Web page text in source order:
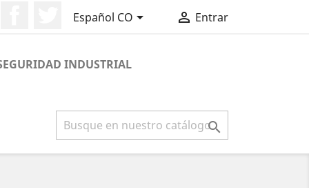
Español CO  Entrar
INDUSTRIAL
